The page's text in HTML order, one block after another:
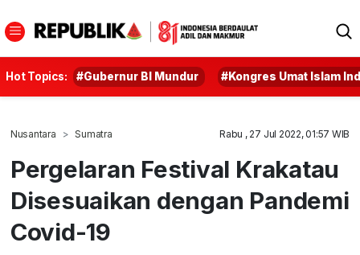
Hot Topics: #Gubernur BI Mundur #Kongres Umat Islam
Nusantara Sumatra Rabu , 27 Jul 2022, 01:57 WIB
Pergelaran Festival Krakatau
Disesuaikan dengan Pandemi
Covid-19